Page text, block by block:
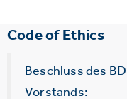
Code of Ethics
Beschluss des
Vorstands: